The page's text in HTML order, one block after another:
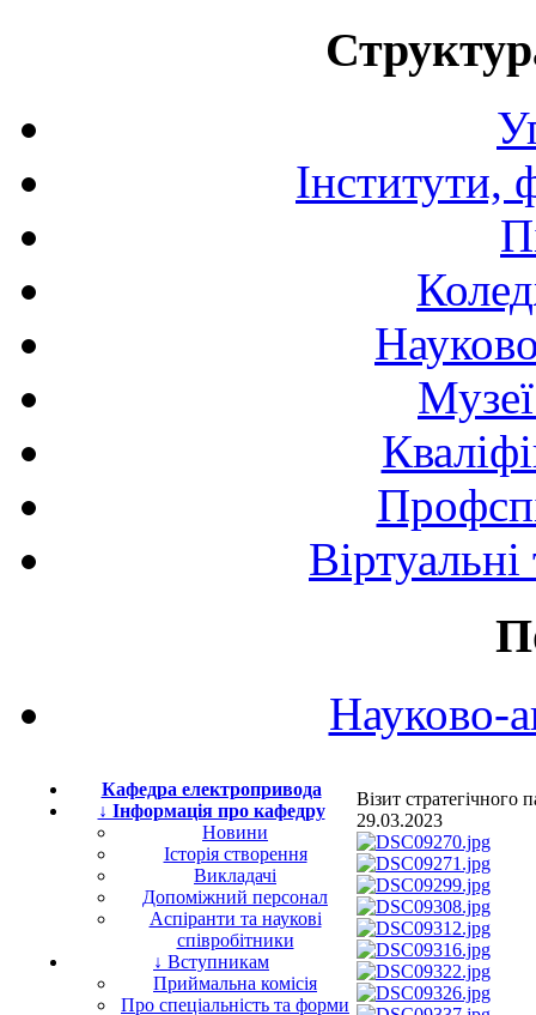
Інститути,
Науково-
Кафедра електропривода
↓ Інформація про кафедру
Новини
Історія створення
Викладачі
Допоміжний персонал
Аспіранти та наукові
співробітники
↓ Вступникам
Приймальна комісія
Про спеціальність та форми
Візит
29.03.2023